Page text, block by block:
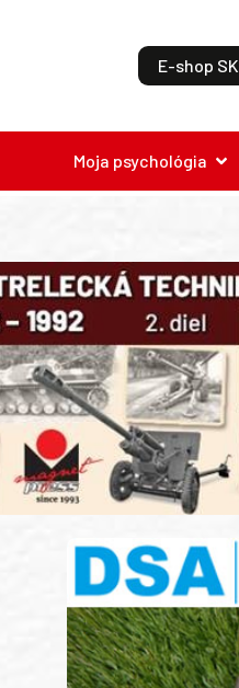
E-shop SK
Moja psychológia